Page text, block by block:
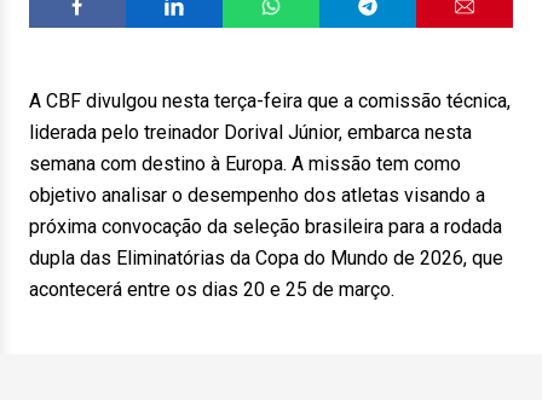
A CBF divulgou nesta terça-feira que a comissão técnica,
liderada pelo treinador Dorival Júnior, embarca nesta
semana com destino à Europa. A missão tem como
objetivo analisar o desempenho dos atletas visando a
próxima convocação da seleção brasileira para a rodada
dupla das Eliminatórias da Copa do Mundo de 2026, que
acontecerá entre os dias 20 e 25 de março.